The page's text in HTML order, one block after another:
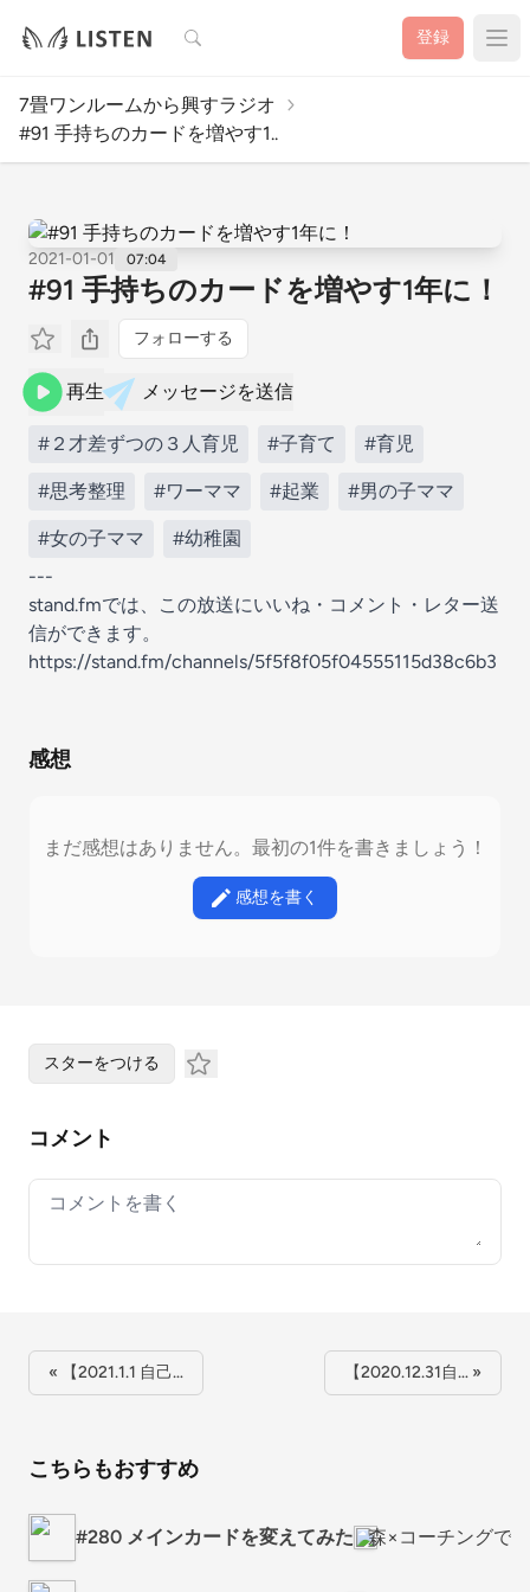
検索 登録
7畳ワンルームから興すラジオ
#91 手持ちのカードを増やす1..
2021-01-01 07:04
#91 手持ちのカードを増やす1年に！
フォローする
再生 メッセージを送信
#２才差ずつの３人育児 #子育て #育児
#思考整理 #ワーママ #起業 #男の子ママ
#女の子ママ
#幼稚園
---
stand.fmでは、この放送にいいね・コメント・レター送
信ができます。
https://stand.fm/channels/5f5f8f05f04555115d38c6b3
感想
まだ感想はありません。最初の1件を書きましょう！
感想を書く
スターをつける
コメント
Your comment
« 【2021.1.1 自己… 【2020.12.31自… »
こちらもおすすめ
#280 メインカードを変えてみた 森×コーチングで"